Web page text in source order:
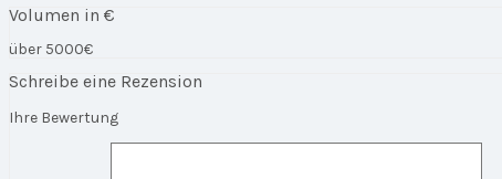
Volumen in €
über 5000€
Schreibe eine Rezension
Ihre Bewertung